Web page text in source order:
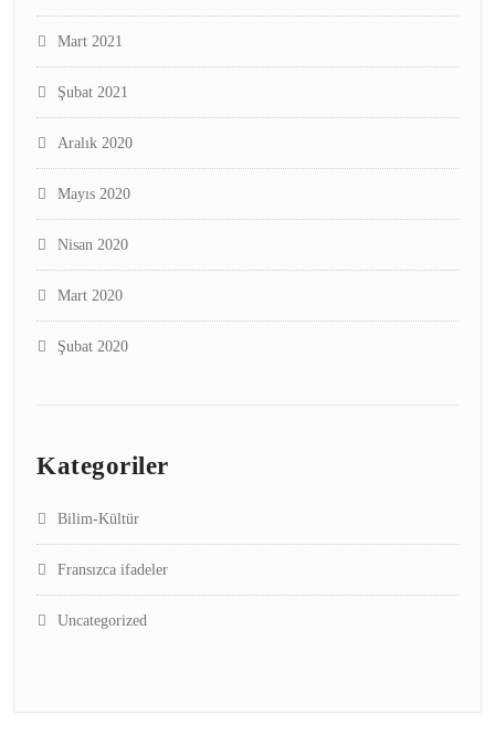
Mart 2021
Şubat 2021
Aralık 2020
Mayıs 2020
Nisan 2020
Mart 2020
Şubat 2020
Kategoriler
Bilim-Kültür
Fransızca ifadeler
Uncategorized